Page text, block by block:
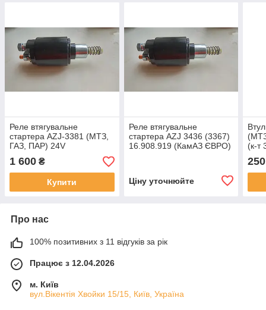
Реле втягувальне
стартера AZJ-3381 (МТЗ,
ГАЗ, ПАР) 24V
1 600 ₴
Купити
Реле втягувальне
стартера AZJ 3436 (3367)
16.908.919 (КамАЗ ЄВРО)
Ціну уточнюйте
(к-т
250
Про нас
100% позитивних з 11 відгуків за рік
Працює з 12.04.2026
м. Київ
вул.Вікентія Хвойки 15/15, Київ, Україна